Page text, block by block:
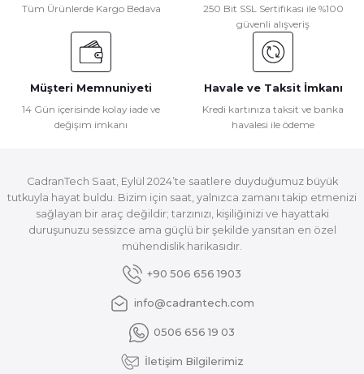
Tüm Ürünlerde Kargo Bedava
250 Bit SSL Sertifikası ile %100
güvenli alışveriş
Müşteri Memnuniyeti
14 Gün içerisinde kolay iade ve
değişim imkanı
Havale ve Taksit İmkanı
Kredi kartınıza taksit ve banka
havalesi ile ödeme
CadranTech Saat, Eylül 2024’te saatlere duyduğumuz büyük
tutkuyla hayat buldu. Bizim için saat, yalnızca zamanı takip etmenizi
sağlayan bir araç değildir; tarzınızı, kişiliğinizi ve hayattaki
duruşunuzu sessizce ama güçlü bir şekilde yansıtan en özel
mühendislik harikasıdır.
+90 506 656 1903
info@cadrantech.com
0506 656 19 03
İletişim Bilgilerimiz